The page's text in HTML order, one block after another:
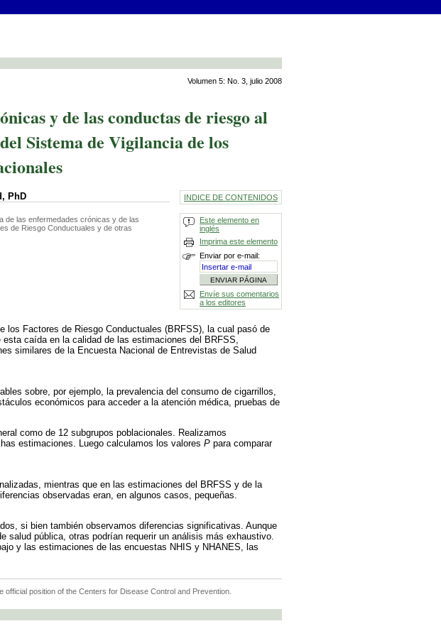
Volumen 5: No. 3, julio 2008
y de las conductas de riesgo al
Sistema de Vigilancia de los
INDICE DE CONTENIDOS
Este elemento en
inglés
Imprima este elemento
Enviar por e-mail:
Envíe sus comentarios
a los editores
PhD
de las enfermedades crónicas y de las
de Riesgo Conductuales y de otras
Factores de Riesgo Conductuales (BRFSS), la cual pasó de
caída en la calidad de las estimaciones del BRFSS,
similares de la Encuesta Nacional de Entrevistas de Salud
sobre, por ejemplo, la prevalencia del consumo de cigarrillos,
económicos para acceder a la atención médica, pruebas de
como de 12 subgrupos poblacionales. Realizamos
estimaciones. Luego calculamos los valores P para comparar
mientras que en las estimaciones del BRFSS y de la
observadas eran, en algunos casos, pequeñas.
si bien también observamos diferencias significativas. Aunque
salud pública, otras podrían requerir un análisis más exhaustivo.
y las estimaciones de las encuestas NHIS y NHANES, las
position of the Centers for Disease Control and Prevention.